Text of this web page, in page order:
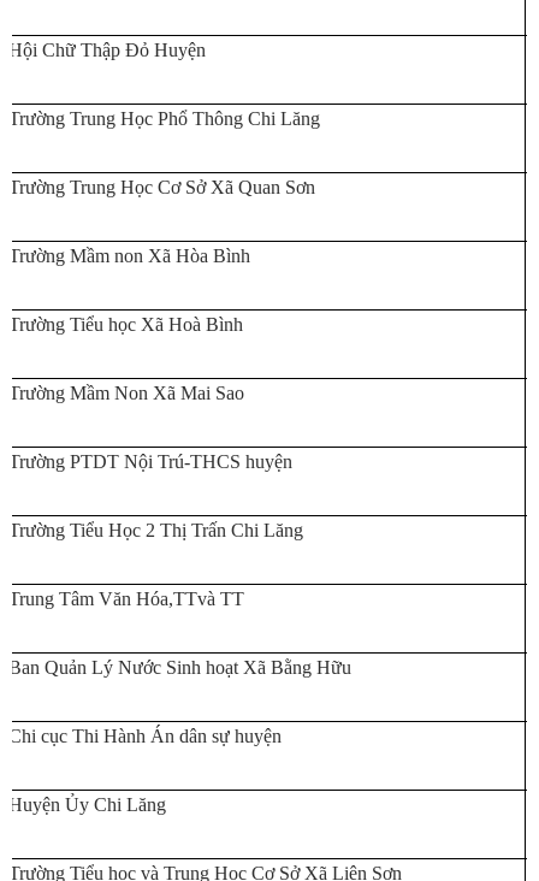
Hội Chữ Thập Đỏ Huyện
Trường Trung Học Phổ Thông Chi Lăng
Trường Trung Học Cơ Sở Xã Quan Sơn
Trường Mầm non Xã Hòa Bình
Trường Tiểu học Xã Hoà Bình
Trường Mầm Non Xã Mai Sao
Trường PTDT Nội Trú-THCS huyện
Trường Tiểu Học 2 Thị Trấn Chi Lăng
Trung Tâm Văn Hóa,TTvà TT
Ban Quản Lý Nước Sinh hoạt Xã Bằng Hữu
Chi cục Thi Hành Án dân sự huyện
Huyện Ủy Chi Lăng
Trường Tiểu học và Trung Học Cơ Sở Xã Liên Sơn